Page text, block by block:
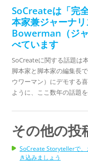
脚本を恐ろしくなくして
ムを見せたとき、ディズ
の同じ感情を聞いて私た
「Tangled：The Series（
他のディズニーTV番組で
もかかわらず、彼はまだ
SoCreateは「完
本家兼ジャーナ
Bowerman（ジ
べています
SoCreateに関する話題は
脚本家と脚本家の編集長
ウワーマン）にデモする
ように、ここ数年の話題
のように違うのでしょう
常に異なっており、私は
女は説明した。 「変化は...
その他の投
SoCreate Storytellerで、
き込みましょう